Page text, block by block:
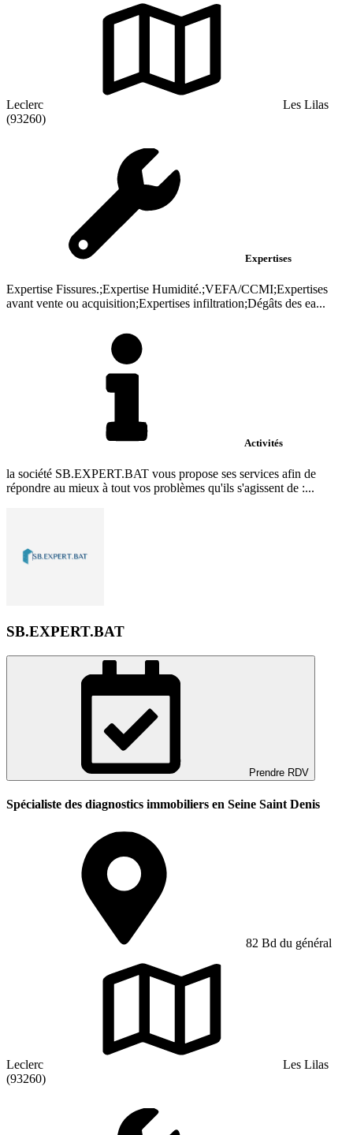
Leclerc
Les Lilas
(93260)
Expertises
Expertise Fissures.;Expertise Humidité.;VEFA/CCMI;Expertises
avant vente ou acquisition;Expertises infiltration;Dégâts des ea...
Activités
la société SB.EXPERT.BAT vous propose ses services afin de
répondre au mieux à tout vos problèmes qu'ils s'agissent de :...
SB.EXPERT.BAT
Prendre RDV
Spécialiste des diagnostics immobiliers en Seine Saint Denis
82 Bd du général
Leclerc
Les Lilas
(93260)